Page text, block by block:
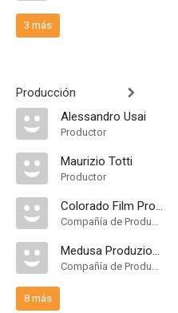
3 más
Producción
Alessandro Usai
Productor
Maurizio Totti
Productor
Colorado Film Production
Compañía de Produccion
Medusa Produzione
Compañía de Produccion
8 más